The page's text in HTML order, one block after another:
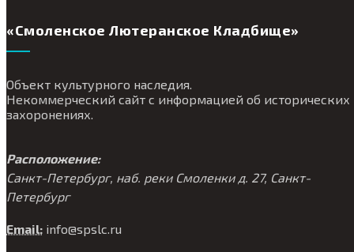
«Смоленское Лютеранское Кладбище»
Объект культурного наследия.
Некоммерческий сайт с информацией об исторических
захоронениях.
Расположение:
Санкт-Петербург, наб. реки Смоленки д. 27, Санкт-
Петербург
Email: info@spslc.ru